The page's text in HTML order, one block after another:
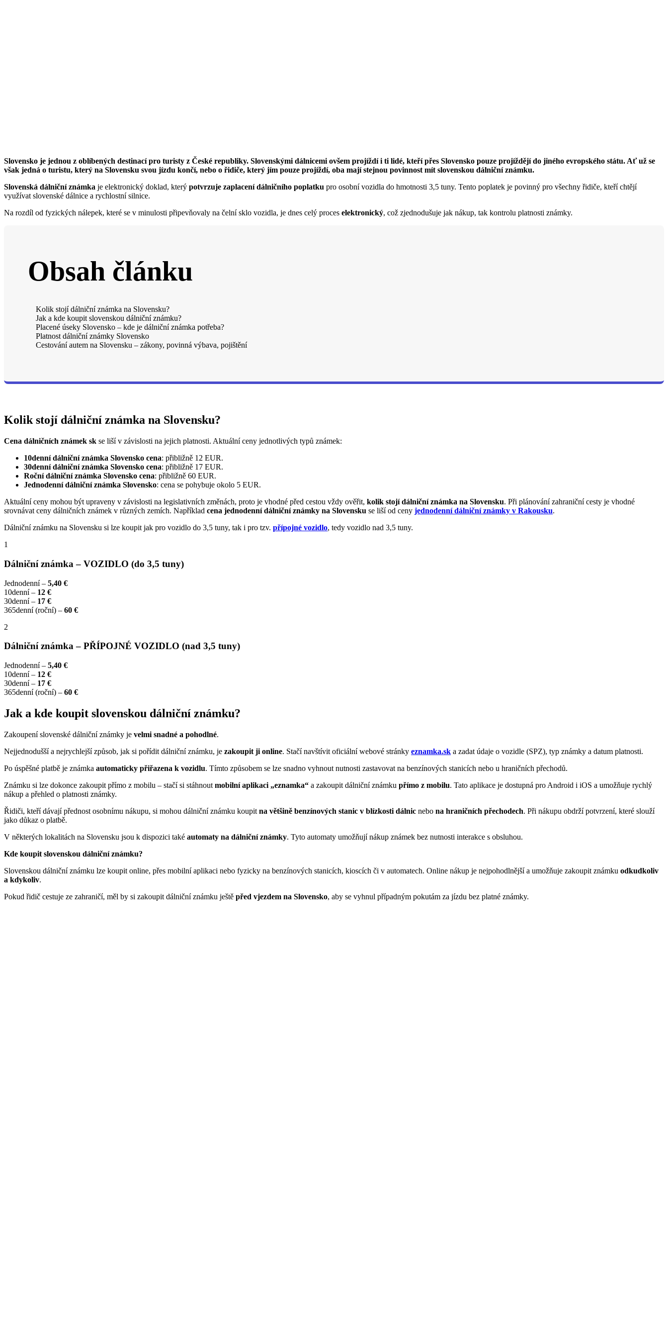
Slovensko je jednou z oblíbených destinací pro turisty z České republiky. Slovenskými dálnicemi ovšem projíždí i ti lidé, kteří přes Slovensko pouze projíždějí do jiného evropského státu. Ať už se
však jedná o turistu, který na Slovensku svou jízdu končí, nebo o řidiče, který jím pouze projíždí, oba mají stejnou povinnost mít slovenskou dálniční známku.
Slovenská dálniční známka je elektronický doklad, který potvrzuje zaplacení dálničního poplatku pro osobní vozidla do hmotnosti 3,5 tuny. Tento poplatek je povinný pro všechny řidiče, kteří chtějí
využívat slovenské dálnice a rychlostní silnice.
Na rozdíl od fyzických nálepek, které se v minulosti připevňovaly na čelní sklo vozidla, je dnes celý proces elektronický, což zjednodušuje jak nákup, tak kontrolu platnosti známky.
Obsah článku
Kolik stojí dálniční známka na Slovensku?
Jak a kde koupit slovenskou dálniční známku?
Placené úseky Slovensko – kde je dálniční známka potřeba?
Platnost dálniční známky Slovensko
Cestování autem na Slovensku – zákony, povinná výbava, pojištění
Kolik stojí dálniční známka na Slovensku?
Cena dálničních známek sk se liší v závislosti na jejich platnosti. Aktuální ceny jednotlivých typů známek:
10denní dálniční známka Slovensko cena: přibližně 12 EUR.
30denní dálniční známka Slovensko cena: přibližně 17 EUR.
Roční dálniční známka Slovensko cena: přibližně 60 EUR.
Jednodenní dálniční známka Slovensko: cena se pohybuje okolo 5 EUR.
Aktuální ceny mohou být upraveny v závislosti na legislativních změnách, proto je vhodné před cestou vždy ověřit, kolik stojí dálniční známka na Slovensku. Při plánování zahraniční cesty je vhodné
srovnávat ceny dálničních známek v různých zemích. Například cena jednodenní dálniční známky na Slovensku se liší od ceny jednodenní dálniční známky v Rakousku.
Dálniční známku na Slovensku si lze koupit jak pro vozidlo do 3,5 tuny, tak i pro tzv. přípojné vozidlo, tedy vozidlo nad 3,5 tuny.
1
Dálniční známka – VOZIDLO (do 3,5 tuny)
Jednodenní – 5,40 €
10denní – 12 €
30denní – 17 €
365denní (roční) – 60 €
2
Dálniční známka – PŘÍPOJNÉ VOZIDLO (nad 3,5 tuny)
Jednodenní – 5,40 €
10denní – 12 €
30denní – 17 €
365denní (roční) – 60 €
Jak a kde koupit slovenskou dálniční známku?
Zakoupení slovenské dálniční známky je velmi snadné a pohodlné.
Nejjednodušší a nejrychlejší způsob, jak si pořídit dálniční známku, je zakoupit ji online. Stačí navštívit oficiální webové stránky eznamka.sk a zadat údaje o vozidle (SPZ), typ známky a datum platnosti.
Po úspěšné platbě je známka automaticky přiřazena k vozidlu. Tímto způsobem se lze snadno vyhnout nutnosti zastavovat na benzínových stanicích nebo u hraničních přechodů.
Známku si lze dokonce zakoupit přímo z mobilu – stačí si stáhnout mobilní aplikaci „eznamka“ a zakoupit dálniční známku přímo z mobilu. Tato aplikace je dostupná pro Android i iOS a umožňuje rychlý
nákup a přehled o platnosti známky.
Řidiči, kteří dávají přednost osobnímu nákupu, si mohou dálniční známku koupit na většině benzínových stanic v blízkosti dálnic nebo na hraničních přechodech. Při nákupu obdrží potvrzení, které slouží
jako důkaz o platbě.
V některých lokalitách na Slovensku jsou k dispozici také automaty na dálniční známky. Tyto automaty umožňují nákup známek bez nutnosti interakce s obsluhou.
Kde koupit slovenskou dálniční známku?
Slovenskou dálniční známku lze koupit online, přes mobilní aplikaci nebo fyzicky na benzínových stanicích, kioscích či v automatech. Online nákup je nejpohodlnější a umožňuje zakoupit známku odkudkoliv
a kdykoliv.
Pokud řidič cestuje ze zahraničí, měl by si zakoupit dálniční známku ještě před vjezdem na Slovensko, aby se vyhnul případným pokutám za jízdu bez platné známky.